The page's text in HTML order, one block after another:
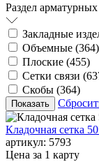
Раздел арматурных
Закладные
Объемные (364)
Плоские (455)
Сетки связи (
Скобы (364)
Кладочная сетка
артикул: 5793
Цена за 1 карту